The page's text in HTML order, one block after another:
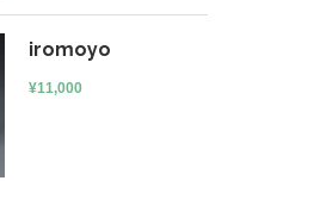
iromoyo
¥11,000